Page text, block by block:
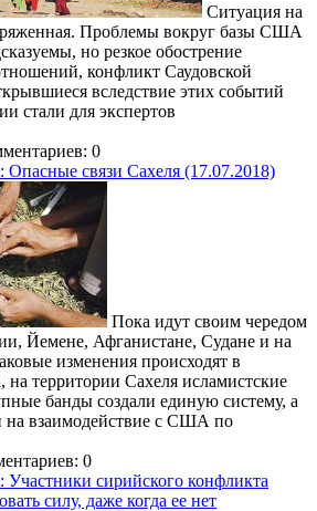
Ситуация на
Проблемы вокруг базы США
но резкое обострение
конфликт Саудовской
вследствие этих событий
стали для экспертов
0
связи Сахеля (17.07.2018)
Пока идут своим чередом
Йемене, Афганистане, Судане и на
изменения происходят в
на территории Сахеля исламистские
банды создали единую систему, а
взаимодействие с США по
0
сирийского конфликта
силу, даже когда ее нет